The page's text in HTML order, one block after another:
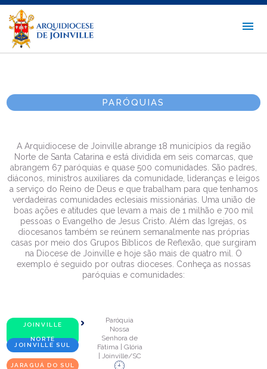
PARÓQUIAS
A Arquidiocese de Joinville abrange 18 municípios da região
Norte de Santa Catarina e está dividida em seis comarcas, que
abrangem 67 paróquias e quase 500 comunidades. São padres,
diáconos, ministros auxiliares da comunidade, lideranças e leigos
a serviço do Reino de Deus e que trabalham para que tenhamos
verdadeiras comunidades eclesiais missionárias. Uma união de
boas ações e atitudes que levam a mais de 1 milhão e 700 mil
pessoas o Evangelho de Jesus Cristo. Além das Igrejas, os
diocesanos também se reúnem semanalmente nas próprias
casas por meio dos Grupos Bíblicos de Reflexão, que surgiram
na Diocese de Joinville e hoje são mais de quatro mil. O
exemplo é seguido por outras dioceses. Conheça as nossas
paróquias e comunidades:
JOINVILLE
NORTE
JOINVILLE SUL
JARAGUÁ DO SUL
Paróquia
Nossa
Senhora de
Fátima | Glória
| Joinville/SC